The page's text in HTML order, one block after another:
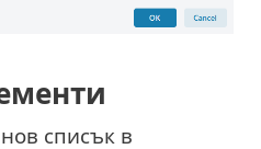
списък в